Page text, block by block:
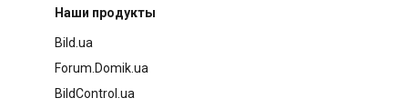
Наши продукты
Bild.ua
Forum.Domik.ua
BildControl.ua